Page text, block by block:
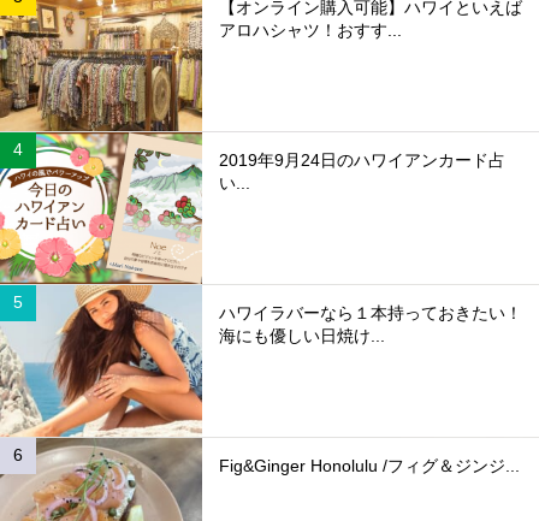
【オンライン購入可能】ハワイといえば
アロハシャツ！おすす...
2019年9月24日のハワイアンカード占
い...
ハワイラバーなら１本持っておきたい！
海にも優しい日焼け...
Fig&Ginger Honolulu /フィグ＆ジンジ...